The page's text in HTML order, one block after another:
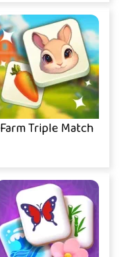
Farm Triple Match